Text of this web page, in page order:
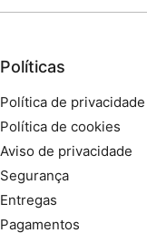
Políticas
Política de
Política de cookies
Aviso de privacidade
Segurança
Entregas
Pagamentos